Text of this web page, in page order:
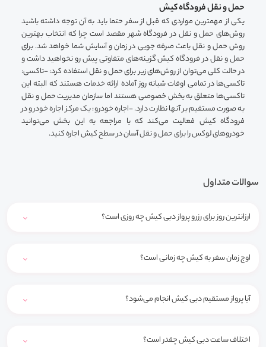
حمل و نقل فرودگاه کیش
یکی از مهمترین مواردی که قبل از سفر حتما باید به آن توجه داشته باشید
روش‌های حمل و نقل در فرودگاه شهر مقصد است چرا که انتخاب بهترین
روش حمل و نقل باعث صرفه جویی در زمان و آسایش شما خواهد شد. برای
حمل و نقل در فرودگاه کیش گزینه‌های متفاوتی پیش رو نخواهید داشت و
در حالت کلی می‌توان از روش‌های زیر برای حمل و نقل استفاده کرد: -تاکسی:
تاکسی‌ها در تمامی ‌اوقات شبانه روز آماده ارائه خدمات هستند که البته این
تاکسی‌ها متعلق به بخش خصوصی هستند اما سازمان مدیریت حمل و نقل
به صورت مستقیم بر آنها نظارت دارد. -اجاره خودرو: یک مرکز اجاره خودرو در
فرودگاه کیش فعالیت می‌کند که با مراجعه به این بخش می‌توانید
خودرو‌های لوکس را برای حمل و نقل آسان در سطح کیش اجاره کنید.
سوالات متداول
ارزانترین روز برای رزرو پرواز دبی کیش چه روزی است؟
اوج زمان سفر به کیش چه زمانی است؟
آیا پرواز مستقیم دبی کیش انجام می‌شود؟
اختلاف ساعت دبی کیش چقدر است؟